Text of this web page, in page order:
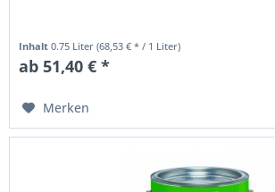
Inhalt0.75 Liter(68,53 € * / 1 Liter)
ab 51,40 € *
Merken